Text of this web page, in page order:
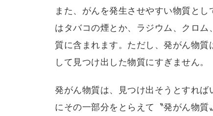
また、がんを発生させやすい物質と
はタバコの煙とか、ラジウム、クロ
質に含まれます。ただし、発がん物
して見つけ出した物質にすぎません。
発がん物質は、見つけ出そうとすれ
にその一部分をとらえて〝発がん物質